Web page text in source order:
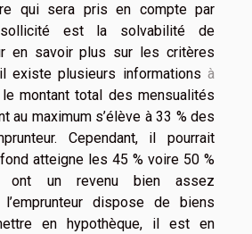
qui sera pris en compte par
sollicité est la solvabilité de
en savoir plus sur les critères
existe plusieurs informations à
montant total des mensualités
au maximum s’élève à 33 % des
Cependant, il pourrait
atteigne les 45 % voire 50 %
ont un revenu bien assez
dispose de biens
en hypothèque, il est en